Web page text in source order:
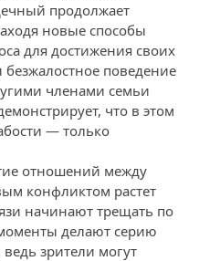
продолжает
новые способы
для достижения своих
поведение
членами семьи
что в этом
— только
отношений между
конфликтом растет
начинают трещать по
делают серию
зрители могут